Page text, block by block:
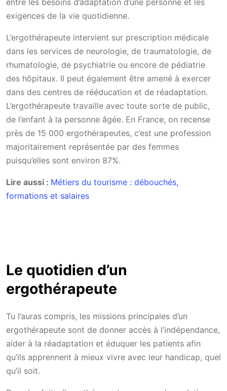
exigences de la vie quotidienne.
L’ergothérapeute intervient sur prescription médicale
dans les services de neurologie, de traumatologie, de
rhumatologie, de psychiatrie ou encore de pédiatrie
des hôpitaux. Il peut également être amené à exercer
dans des centres de rééducation et de réadaptation.
L’ergothérapeute travaille avec toute sorte de public,
de l’enfant à la personne âgée. En France, on recense
près de 15 000 ergothérapeutes, c’est une profession
majoritairement représentée par des femmes
puisqu’elles sont environ 87%.
Lire aussi : Métiers du tourisme : débouchés,
formations et salaires
Le quotidien d’un
ergothérapeute
Tu l’auras compris, les missions principales d’un
ergothérapeute sont de donner accès à l’indépendance,
aider à la réadaptation et éduquer les patients afin
qu’ils apprennent à mieux vivre avec leur handicap, quel
qu’il soit.